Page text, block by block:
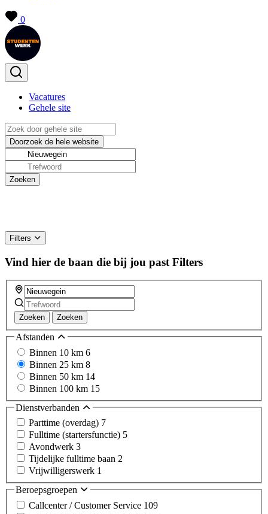
0
Vacatures
Gehele site
Filters
Vind hier de baan die bij jou past Filters
Zoeken Zoeken
Afstanden
Binnen 10 km 6
Binnen 25 km 8
Binnen 50 km 14
Binnen 100 km 15
Dienstverbanden
Parttime (overdag) 7
Fulltime (startersfunctie) 5
Avondwerk 3
Tijdelijke fulltime baan 2
Vrijwilligerswerk 1
Beroepsgroepen
Callcenter / Customer Service 109